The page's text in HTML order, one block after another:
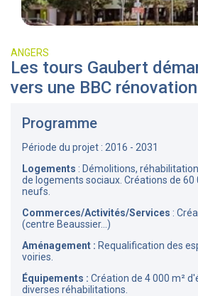
ANGERS
Les tours Gaubert
vers une BBC rénovation
Programme
Période du projet : 2016 - 2031
Logements : Démolitions,
de logements sociaux. Créations de 60
neufs.
Commerces/Activités/Services :
(centre Beaussier...)
Aménagement : Requalification des
voiries.
Équipements : Création de 4 000 m²
diverses réhabilitations.